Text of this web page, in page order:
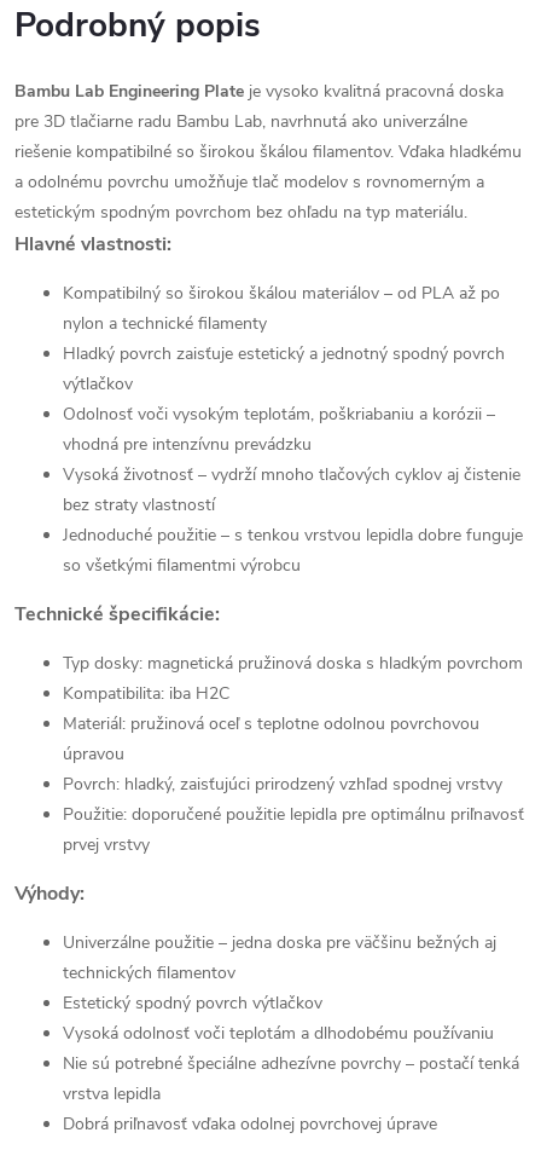
Podrobný popis
Bambu Lab Engineering Plate je vysoko kvalitná pracovná doska
pre 3D tlačiarne radu Bambu Lab, navrhnutá ako univerzálne
riešenie kompatibilné so širokou škálou filamentov. Vďaka hladkému
a odolnému povrchu umožňuje tlač modelov s rovnomerným a
estetickým spodným povrchom bez ohľadu na typ materiálu.
Hlavné vlastnosti:
Kompatibilný so širokou škálou materiálov – od PLA až po
nylon a technické filamenty
Hladký povrch zaisťuje estetický a jednotný spodný povrch
výtlačkov
Odolnosť voči vysokým teplotám, poškriabaniu a korózii –
vhodná pre intenzívnu prevádzku
Vysoká životnosť – vydrží mnoho tlačových cyklov aj čistenie
bez straty vlastností
Jednoduché použitie – s tenkou vrstvou lepidla dobre funguje
so všetkými filamentmi výrobcu
Technické špecifikácie:
Typ dosky: magnetická pružinová doska s hladkým povrchom
Kompatibilita: iba H2C
Materiál: pružinová oceľ s teplotne odolnou povrchovou
úpravou
Povrch: hladký, zaisťujúci prirodzený vzhľad spodnej vrstvy
Použitie: doporučené použitie lepidla pre optimálnu priľnavosť
prvej vrstvy
Výhody:
Univerzálne použitie – jedna doska pre väčšinu bežných aj
technických filamentov
Estetický spodný povrch výtlačkov
Vysoká odolnosť voči teplotám a dlhodobému používaniu
Nie sú potrebné špeciálne adhezívne povrchy – postačí tenká
vrstva lepidla
Dobrá priľnavosť vďaka odolnej povrchovej úprave